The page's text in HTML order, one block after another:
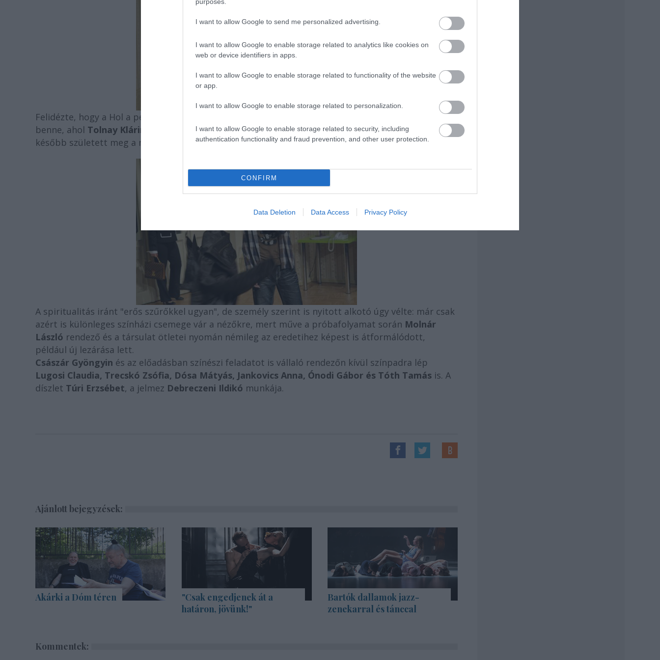
I want to allow Google to send me personalized advertising.
I want to allow Google to enable storage related to analytics like cookies on
web or device identifiers in apps.
I want to allow Google to enable storage related to functionality of the website
or app.
I want to allow Google to enable storage related to personalization.
I want to allow Google to enable storage related to security, including
authentication functionality and fraud prevention, and other user protection.
CONFIRM
Data Deletion Data Access Privacy Policy
Felidézte, hogy a Hol a pénz? megírásának ötlete még hajdan, a
benne, ahol Tolnay Klárinak és Psota Irénnekszánták a főszerepet. Végül azonban csak évekkel
később született meg a mű, amelynek szolnoki ősbemutatójaCsászár Gyöngyijutalomjátéka lesz.
A spiritualitás iránt "erős szűrőkkel ugyan", de személy szerint is nyitott alkotó úgy vélte: már csak
azért is különleges színházi csemege vár a nézőkre, mert műve a próbafolyamat során Molnár
László rendező és a társulat ötletei nyomán némileg az eredetihez képest is átformálódott,
például új lezárása lett.
Császár Gyöngyin és az előadásban színészi feladatot is vállaló rendezőn kívül színpadra lép
Lugosi Claudia, Trecskó Zsófia, Dósa Mátyás, Jankovics Anna, Ónodi Gábor és Tóth Tamás is. A
díszlet Túri Erzsébet, a jelmez Debreczeni Ildikó munkája.
Ajánlott bejegyzések:
Akárki a Dóm téren
"Csak engedjenek át a
határon, jövünk!"
Bartók dallamok jazz-
zenekarral és tánccal
Kommentek: